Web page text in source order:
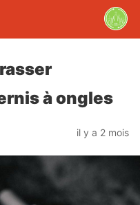
à ongles
il y a 2 mois